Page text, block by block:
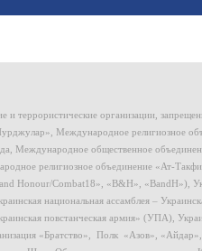
и террористические организации,
Международное религиозное
Международное общественное
религиозное объединение «Ат-
Honour/Combat18», «B&H», «BandH»),
национальная ассамблея –
повстанческая армия» (УПА),
«Братство», Полк «Азов»,